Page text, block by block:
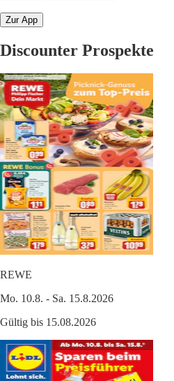
Zur App
Discounter Prospekte
REWE
Mo. 10.8. - Sa. 15.8.2026
Gültig bis 15.08.2026